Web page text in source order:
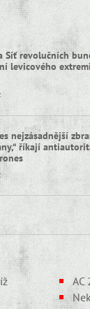
Síť revolučních
levicového
nejzásadnější
říkají
AC